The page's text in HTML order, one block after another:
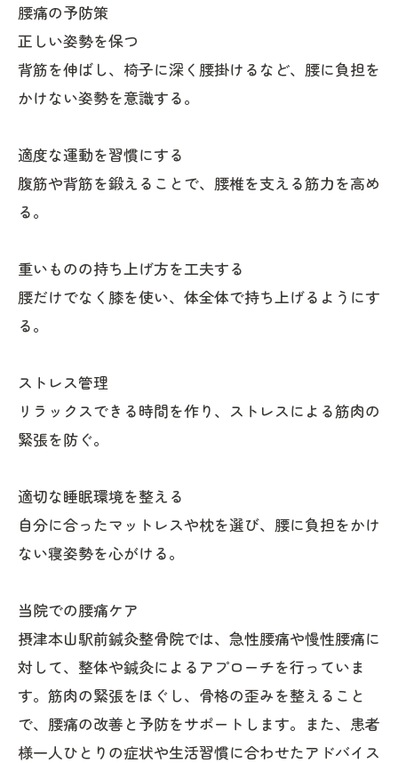
腰痛の予防策
正しい姿勢を保つ
背筋を伸ばし、椅子に深く腰掛けるなど、腰に負担を
かけない姿勢を意識する。
適度な運動を習慣にする
腹筋や背筋を鍛えることで、腰椎を支える筋力を高め
る。
重いものの持ち上げ方を工夫する
腰だけでなく膝を使い、体全体で持ち上げるようにす
る。
ストレス管理
リラックスできる時間を作り、ストレスによる筋肉の
緊張を防ぐ。
適切な睡眠環境を整える
自分に合ったマットレスや枕を選び、腰に負担をかけ
ない寝姿勢を心がける。
当院での腰痛ケア
摂津本山駅前鍼灸整骨院では、急性腰痛や慢性腰痛に
対して、整体や鍼灸によるアプローチを行っていま
す。筋肉の緊張をほぐし、骨格の歪みを整えること
で、腰痛の改善と予防をサポートします。また、患者
様一人ひとりの症状や生活習慣に合わせたアドバイス